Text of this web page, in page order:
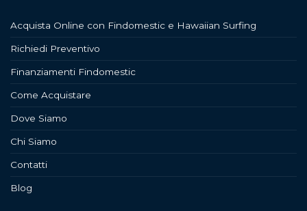
Acquista Online con Findomestic e Hawaiian Surfing
Richiedi Preventivo
Finanziamenti Findomestic
Come Acquistare
Dove Siamo
Chi Siamo
Contatti
Blog